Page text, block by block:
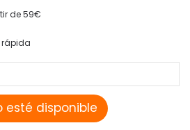
de 59€